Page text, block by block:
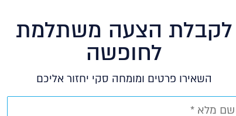
לקבלת הצעה משתלמת
לחופשה
השאירו פרטים ומומחה סקי יחזור אליכם